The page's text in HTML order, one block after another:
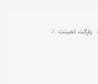
پارکت لمینت